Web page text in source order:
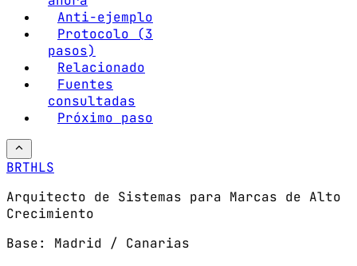
Anti-ejemplo
Protocolo (3
pasos)
Relacionado
Fuentes
consultadas
Próximo paso
BRTHLS
Arquitecto de Sistemas para Marcas de Alto
Crecimiento
Base: Madrid / Canarias